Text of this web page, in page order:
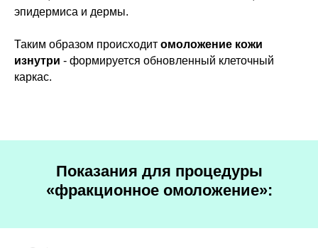
эпидермиса и дермы.
Таким образом происходит омоложение кожи
изнутри - формируется обновленный клеточный
каркас.
Показания для процедуры
«фракционное омоложение»: